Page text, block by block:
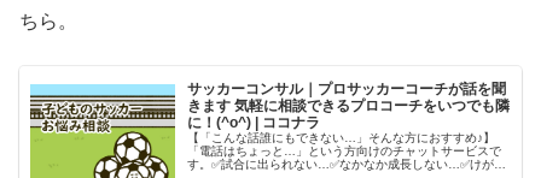
ちら。
サッカーコンサル｜プロサッカーコーチが話を聞
きます 気軽に相談できるプロコーチをいつでも隣
に！(^o^) | ココナラ
【「こんな話誰にもできない…」そんな方におすすめ♪】
「電話はちょっと…」という方向けのチャットサービスで
す。✅試合に出られない…✅なかなか成長しない…✅けがが